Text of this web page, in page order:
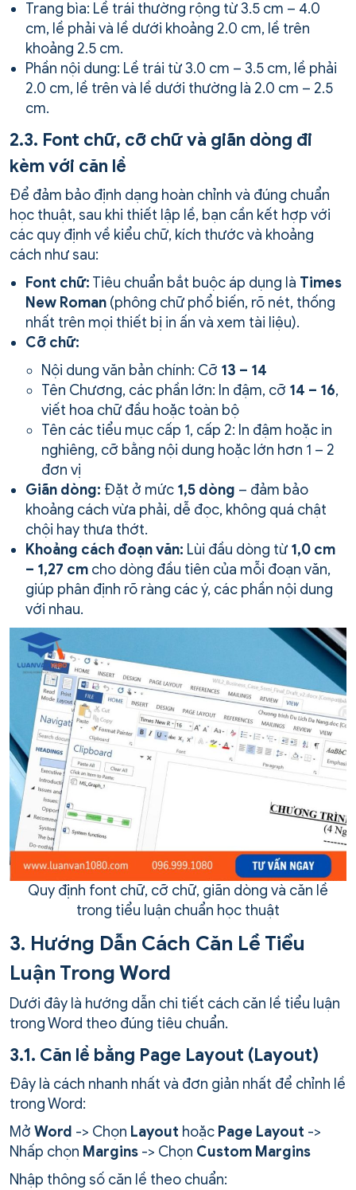
Trang bìa: Lề trái thường rộng từ 3.5 cm – 4.0
cm, lề phải và lề dưới khoảng 2.0 cm, lề trên
khoảng 2.5 cm.
Phần nội dung: Lề trái từ 3.0 cm – 3.5 cm, lề phải
2.0 cm, lề trên và lề dưới thường là 2.0 cm – 2.5
cm.
2.3. Font chữ, cỡ chữ và giãn dòng đi
kèm với căn lề
Để đảm bảo định dạng hoàn chỉnh và đúng chuẩn
học thuật, sau khi thiết lập lề, bạn cần kết hợp với
các quy định về kiểu chữ, kích thước và khoảng
cách như sau:
Font chữ: Tiêu chuẩn bắt buộc áp dụng là Times
New Roman (phông chữ phổ biến, rõ nét, thống
nhất trên mọi thiết bị in ấn và xem tài liệu).
Cỡ chữ:
Nội dung văn bản chính: Cỡ 13 – 14
Tên Chương, các phần lớn: In đậm, cỡ 14 – 16,
viết hoa chữ đầu hoặc toàn bộ
Tên các tiểu mục cấp 1, cấp 2: In đậm hoặc in
nghiêng, cỡ bằng nội dung hoặc lớn hơn 1 – 2
đơn vị
Giãn dòng: Đặt ở mức 1,5 dòng – đảm bảo
khoảng cách vừa phải, dễ đọc, không quá chật
chội hay thưa thớt.
Khoảng cách đoạn văn: Lùi đầu dòng từ 1,0 cm
– 1,27 cm cho dòng đầu tiên của mỗi đoạn văn,
giúp phân định rõ ràng các ý, các phần nội dung
với nhau.
Quy định font chữ, cỡ chữ, giãn dòng và căn lề
trong tiểu luận chuẩn học thuật
3. Hướng Dẫn Cách Căn Lề Tiểu
Luận Trong Word
Dưới đây là hướng dẫn chi tiết cách căn lề tiểu luận
trong Word theo đúng tiêu chuẩn.
3.1. Căn lề bằng Page Layout (Layout)
Đây là cách nhanh nhất và đơn giản nhất để chỉnh lề
trong Word:
Mở Word -> Chọn Layout hoặc Page Layout ->
Nhấp chọn Margins -> Chọn Custom Margins
Nhập thông số căn lề theo chuẩn: